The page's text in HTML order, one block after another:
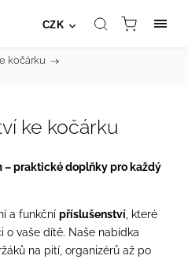
CZK
kočárku /
ke kočárku
– praktické doplňky pro každý
a funkční příslušenství , které
o vaše dítě. Naše nabídka
na pití, organizérů až po